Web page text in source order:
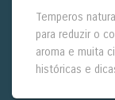
Temperos
para reduzir o
aroma e muita
históricas e